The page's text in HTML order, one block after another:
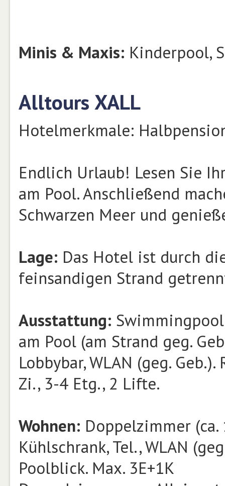
Minis & Maxis: Kinderpool,
Alltours XALL
Hotelmerkmale:
Endlich Urlaub! Lesen Sie
am Pool. Anschließend
Schwarzen Meer und
Lage: Das Hotel ist durch
feinsandigen Strand
Ausstattung:
am Pool (am Strand geg.
Lobbybar, WLAN (geg.
Zi., 3-4 Etg., 2 Lifte.
Wohnen: Doppelzimmer (ca.
Kühlschrank, Tel., WLAN
Poolblick. Max. 3E+1K